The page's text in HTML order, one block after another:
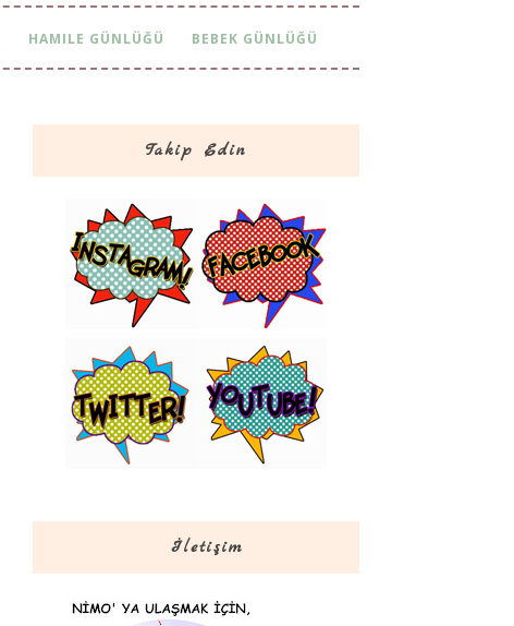
HAMILE GÜNLÜĞÜ BEBEK GÜNLÜĞÜ
Takip Edin
İletişim